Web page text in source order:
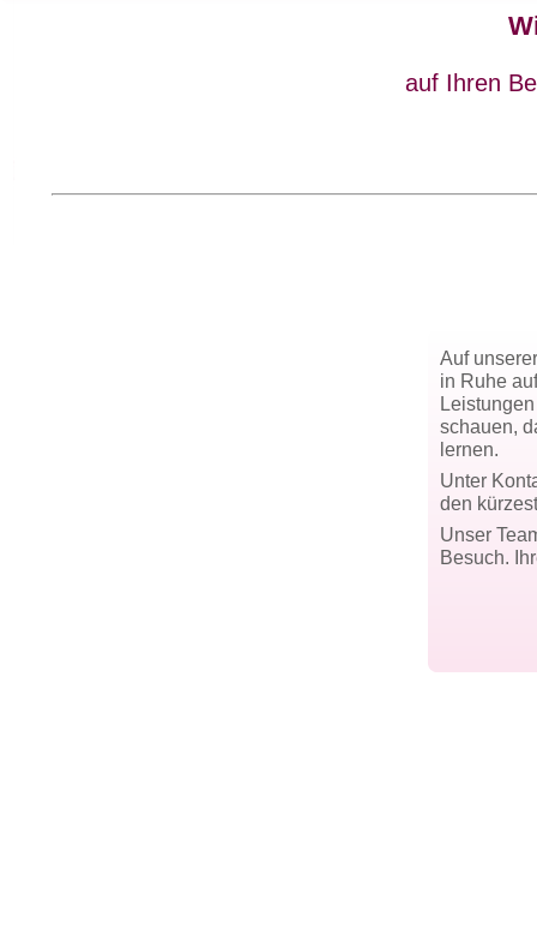
Auf
in Ruhe
schauen,
lernen.
Unter
den
Unser
Besuch.
auf Ihren